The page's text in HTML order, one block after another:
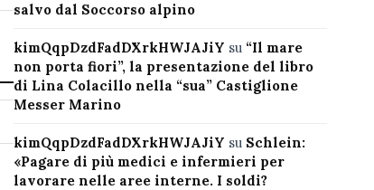
salvo dal Soccorso alpino
kimQqpDzdFadDXrkHWJAJiY su “Il mare
non porta fiori”, la presentazione del libro
di Lina Colacillo nella “sua” Castiglione
Messer Marino
kimQqpDzdFadDXrkHWJAJiY su Schlein:
«Pagare di più medici e infermieri per
lavorare nelle aree interne. I soldi?